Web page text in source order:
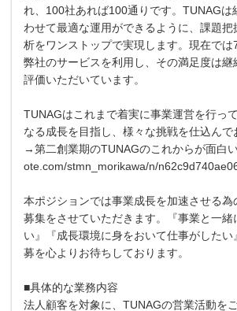
れ、100社あれば100通りです。TUNAGは
わせて最適な運用ができるように、課題
析をワンストップで実現します。現在で
弊社のサービスを利用し、その満足度は継
評価いただいています。
TUNAGはこれまで着実に事業運営を行っ
なる成長を目指し、様々な挑戦を仕込んで
→第二創業期のTUNAGのこれからが面白
ote.com/stmn_morikawa/n/
本ポジションでは事業成長を加速させる為
募集をさせていただきます。『事業と一緒
い』『成長環境に身をおいて仕事がした
募を心よりお待ちしております。
■具体的な業務内容
法人顧客を対象に、TUNAGの営業活動を